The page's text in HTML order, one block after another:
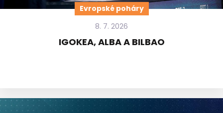
Evropské poháry
8. 7. 2026
IGOKEA, ALBA A BILBAO